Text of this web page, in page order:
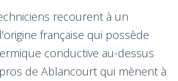
recourent à un
française qui possède
conductive au-dessus
de Ablancourt qui mènent à